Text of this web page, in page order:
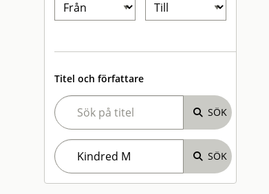
Titel och författare